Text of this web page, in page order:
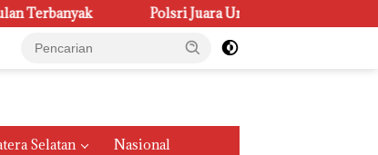
Polsri Juara Umum PORSENI XV, Raih 60
Selatan Nasional